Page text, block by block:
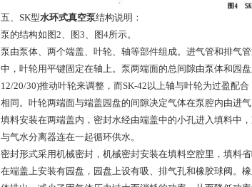
五、SK型水环式真空泵结构说明：
泵的结构如图2、图3、图4所示。
泵由泵体、两个端盖、叶轮、轴等部件组成。进气管和排气
中，叶轮用平键固定在轴上。泵两端面的总间隙由泵体和园
12/20/30)推动叶轮来调整，而SK-42以上轴与叶轮为过盈配
相同。叶轮两端面与端盖园盘的间隙决定气体在泵腔内由进
填料安装在两端盖内，密封水经由端盖中的小孔进入填料中
与气水分离器连在一起循环供水。
密封形式采用机械密封，机械密封安装在填料空腔里，填料
在端盖上安装有园盘，园盘上设有吸、排气孔和橡胶球阀。